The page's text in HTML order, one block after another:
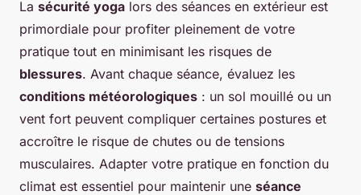
La sécurité yoga lors des séances en extérieur est
primordiale pour profiter pleinement de votre
pratique tout en minimisant les risques de
blessures. Avant chaque séance, évaluez les
conditions météorologiques : un sol mouillé ou un
vent fort peuvent compliquer certaines postures et
accroître le risque de chutes ou de tensions
musculaires. Adapter votre pratique en fonction du
climat est essentiel pour maintenir une séance